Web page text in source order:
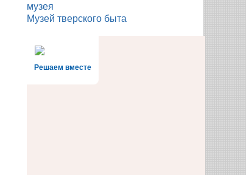
музея
Музей тверского быта
Решаем вместе